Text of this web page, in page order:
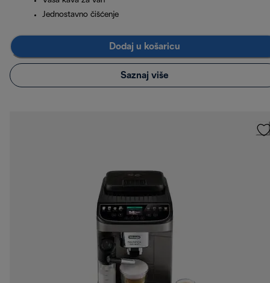
Jednostavno čišćenje
Dodaj u košaricu
Saznaj više